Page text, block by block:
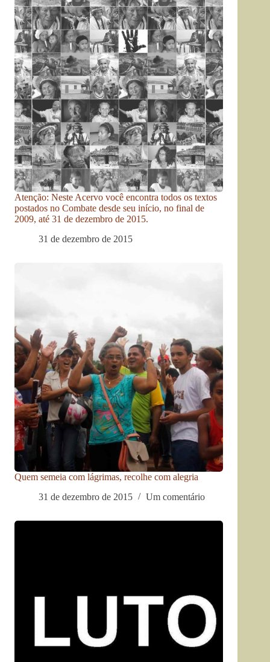
Atenção: Neste Acervo você encontra todos os textos
postados no Combate desde seu início, no final de
2009, até 31 de dezembro de 2015.
31 de dezembro de 2015
Quem semeia com lágrimas, recolhe com alegria
31 de dezembro de 2015
Um comentário